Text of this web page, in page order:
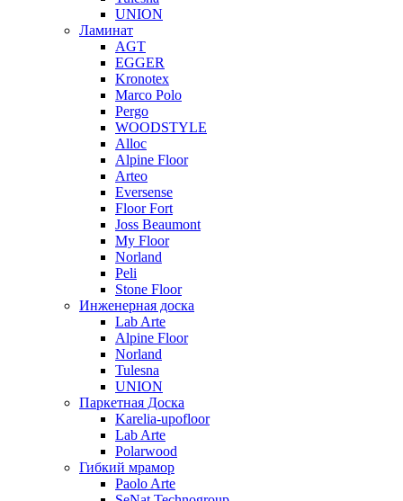
UNION
Ламинат
AGT
EGGER
Kronotex
Marco Polo
Pergo
WOODSTYLE
Alloc
Alpine Floor
Arteo
Eversense
Floor Fort
Joss Beaumont
My Floor
Norland
Peli
Stone Floor
Инженерная доска
Lab Arte
Alpine Floor
Norland
Tulesna
UNION
Паркетная Доска
Karelia-upofloor
Lab Arte
Polarwood
Гибкий мрамор
Paolo Arte